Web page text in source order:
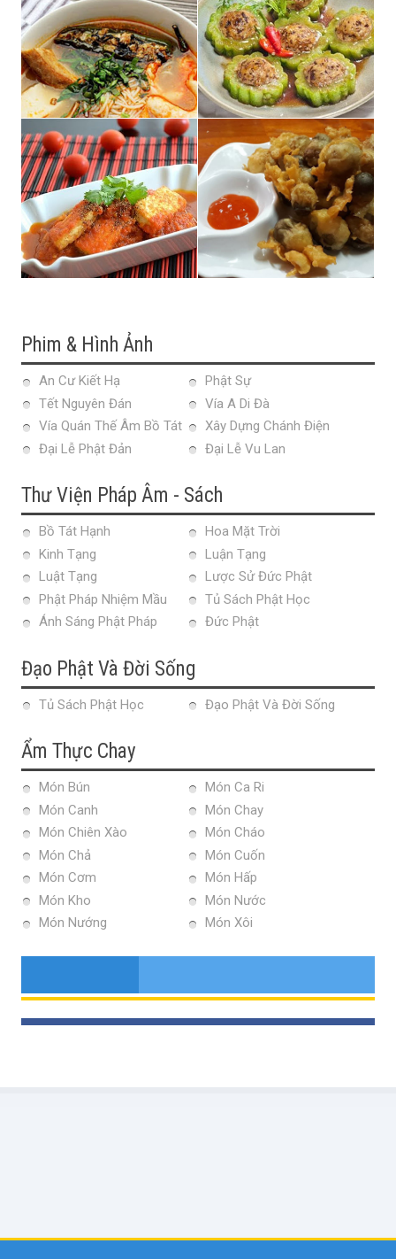
Phim & Hình Ảnh
An Cư Kiết Hạ
Phật Sự
Tết Nguyên Đán
Vía A Di Đà
Vía Quán Thế Âm Bồ Tát
Xây Dựng Chánh Điện
Đại Lễ Phật Đản
Đại Lễ Vu Lan
Thư Viện Pháp Âm - Sách
Bồ Tát Hạnh
Hoa Mặt Trời
Kinh Tạng
Luận Tạng
Luật Tạng
Lược Sử Đức Phật
Phật Pháp Nhiệm Mầu
Tủ Sách Phật Học
Ánh Sáng Phật Pháp
Đức Phật
Đạo Phật Và Đời Sống
Tủ Sách Phật Học Đạo Phật Và Đời Sống
Ẩm Thực Chay
Món Bún
Món Ca Ri
Món Canh
Món Chay
Món Chiên Xào
Món Cháo
Món Chả
Món Cuốn
Món Cơm
Món Hấp
Món Kho
Món Nước
Món Nướng
Món Xôi